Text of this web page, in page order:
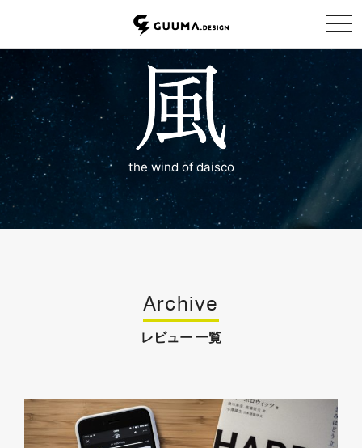
the wind of daisco
Archive
レビュー 一覧